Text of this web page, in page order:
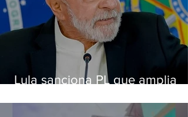
Lula sanciona PL que amplia
crianças